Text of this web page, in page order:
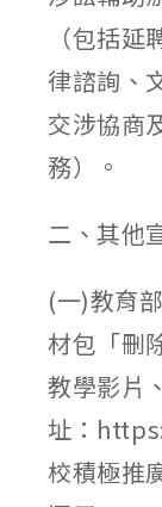
（包括
律諮詢、
交涉協商
務）。
二、其他
(一)教育
材包「刪
教學影片
址：
校積極推